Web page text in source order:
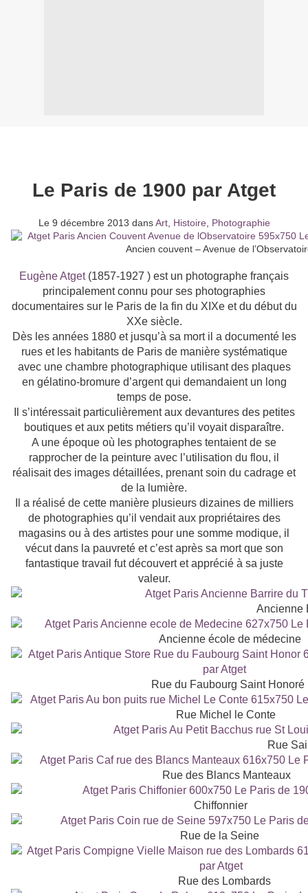
Le Paris de 1900 par Atget
Le 9 décembre 2013 dansArt, Histoire Photographie
Ancien couvent – Avenue de
Eugène Atget(1857-1927 ) est un photographe français
principalement connu pour ses photographies
documentaires sur le Paris de la fin du XIXe et du début du
XXe siècle.
Dès les années 1880 et jusqu’à sa mort il a documenté les
rues et les habitants de Paris de manière systématique
avec une chambre photographique utilisant des plaques
en gélatino-bromure d’argent qui demandaient un long
temps de pose.
Il s’intéressait particulièrement aux devantures des petites
boutiques et aux petits métiers qu’il voyait disparaître.
A une époque où les photographes tentaient de se
rapprocher de la peinture avec l’utilisation du flou, il
réalisait des images détaillées, prenant soin du cadrage et
de la lumière.
Il a réalisé de cette manière plusieurs dizaines de milliers
de photographies qu’il vendait aux propriétaires des
magasins ou à des artistes pour une somme modique, il
vécut dans la pauvreté et c’est après sa mort que son
fantastique travail fut découvert et apprécié à sa juste
valeur.
Ancienne
Ancienne école de médecine
Rue du Faubourg Saint Honoré
Rue Michel le Conte
Rue
Rue des Blancs Manteaux
Chiffonnier
Rue de la Seine
Rue des Lombards